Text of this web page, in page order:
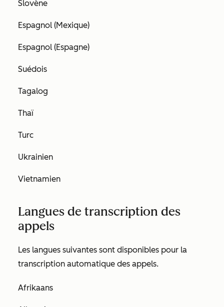
Slovène
Espagnol (Mexique)
Espagnol (Espagne)
Suédois
Tagalog
Thaï
Turc
Ukrainien
Vietnamien
Langues de transcription des
appels
Les langues suivantes sont disponibles pour la
transcription automatique des appels.
Afrikaans